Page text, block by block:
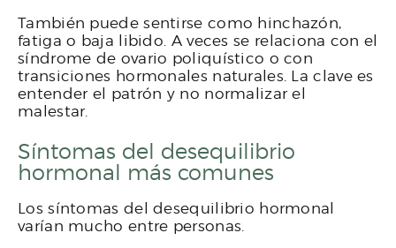
También puede sentirse como hinchazón,
fatiga o baja libido. A veces se relaciona con el
síndrome de ovario poliquístico o con
transiciones hormonales naturales. La clave es
entender el patrón y no normalizar el
malestar.
Síntomas del desequilibrio
hormonal más comunes
Los síntomas del desequilibrio hormonal
varían mucho entre personas.